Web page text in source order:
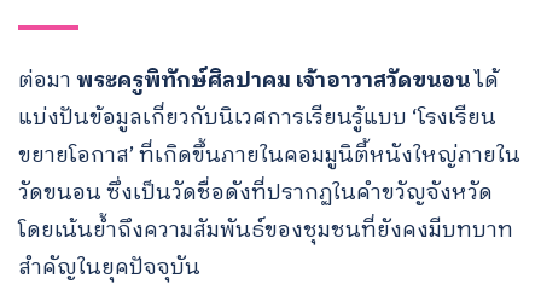
ต่อมา พระครูพิทักษ์ศิลปาคม เจ้าอาวาสวัดขนอนได้
แบ่งปันข้อมูลเกี่ยวกับนิเวศการเรียนรู้แบบ ‘โรงเรียน
ขยายโอกาส’ ที่เกิดขึ้นภายในคอมมูนิตี้หนังใหญ่ภายใน
วัดขนอน ซึ่งเป็นวัดชื่อดังที่ปรากฏในคำขวัญจังหวัด
โดยเน้นย้ำถึงความสัมพันธ์ของชุมชนที่ยังคงมีบทบาท
สำคัญในยุคปัจจุบัน